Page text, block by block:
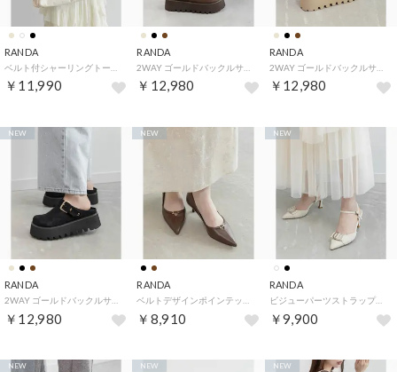
RANDA
￥11,990
RANDA
￥12,980
RANDA
2WAY ゴールドバックルサボシューズ （BEIGE）
￥12,980
RANDA
￥12,980
NEW
RANDA
￥8,910
NEW
RANDA
ビジューパーツストラップパンプス （IVORY）
￥9,900
NEW
NEW NEW NEW